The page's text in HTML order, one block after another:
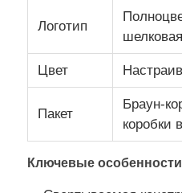
Силиконовый путевой
Силиконовая складная
Логотип
Цвет
Пакет
Браун-
коробки
Ключевые особенности